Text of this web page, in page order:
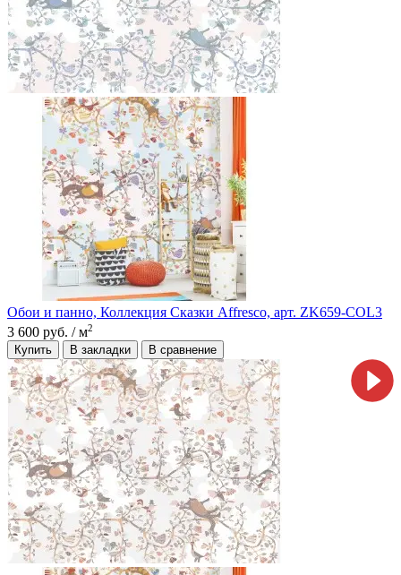
Обои и панно, Коллекция Сказки Affresco, арт. ZK659-COL3
3 600 руб. / м2
Купить В закладки В сравнение